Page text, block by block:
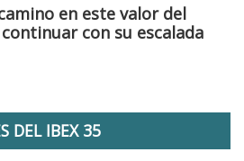
en este valor del
con su escalada
DEL IBEX 35